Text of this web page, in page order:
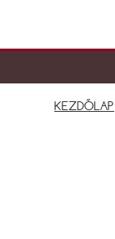
KEZDŐLAP